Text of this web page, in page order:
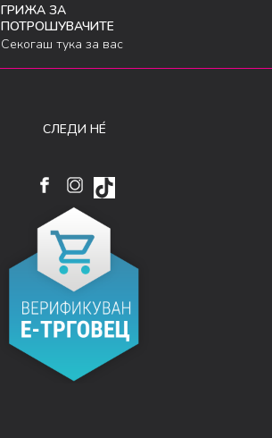
ГРИЖА ЗА
ПОТРОШУВАЧИТЕ
Секогаш тука за вас
СЛЕДИ НÉ